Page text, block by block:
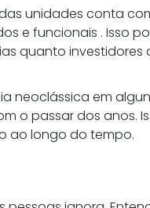
unidades conta
e funcionais . Isso
quanto investidores
neoclássica em
o passar dos anos.
ao longo do tempo.